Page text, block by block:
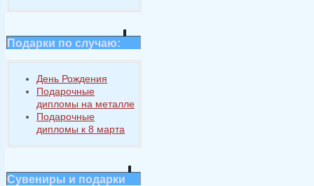
Подарки по случаю:
День Рождения
Подарочные
дипломы на металле
Подарочные
дипломы к 8 марта
Сувениры и подарки